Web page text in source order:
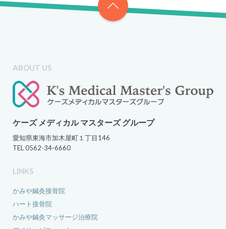
ABOUT US
ケーズ メディカル マスターズ グループ
愛知県東海市加木屋町１丁目146
TEL 0562-34-6660
LINKS
かみや鍼灸接骨院
ハート接骨院
かみや鍼灸マッサージ治療院